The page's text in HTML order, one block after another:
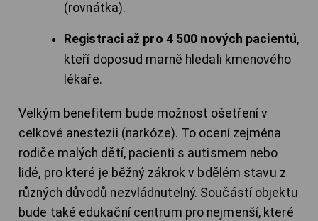
(rovnátka).
Registraci až pro 4 500 nových pacientů,
kteří doposud marně hledali kmenového
lékaře.
Velkým benefitem bude možnost ošetření v
celkové anestezii (narkóze). To ocení zejména
rodiče malých dětí, pacienti s autismem nebo
lidé, pro které je běžný zákrok v bdělém stavu z
různých důvodů nezvládnutelný. Součástí objektu
bude také edukační centrum pro nejmenší, které